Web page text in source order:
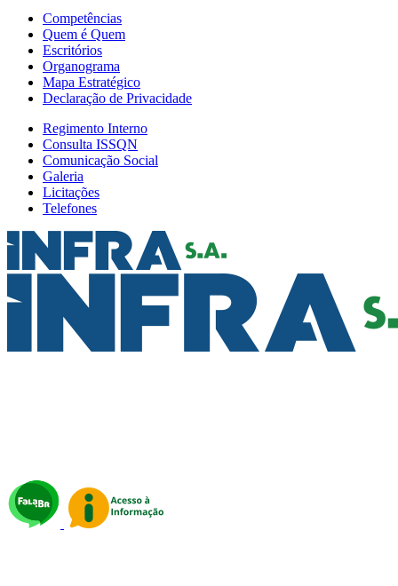
Competências
Quem é Quem
Escritórios
Organograma
Mapa Estratégico
Declaração de Privacidade
Regimento Interno
Consulta ISSQN
Comunicação Social
Galeria
Licitações
Telefones